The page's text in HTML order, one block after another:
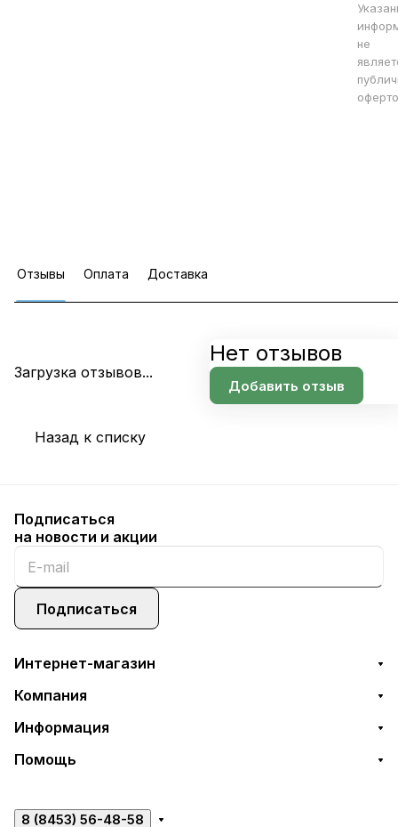
не
Отзывы Оплата Доставка
Загрузка отзывов...
Нет отзывов
Добавить отзыв
Назад к списку
Подписаться
на новости и акции
Подписаться
Интернет-магазин
Компания
Информация
Помощь
8 (8453) 56-48-58